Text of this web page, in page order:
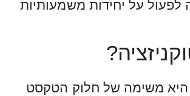
לפעול על יחידות משמעותיות
היא משימה של חלוק הטקסט